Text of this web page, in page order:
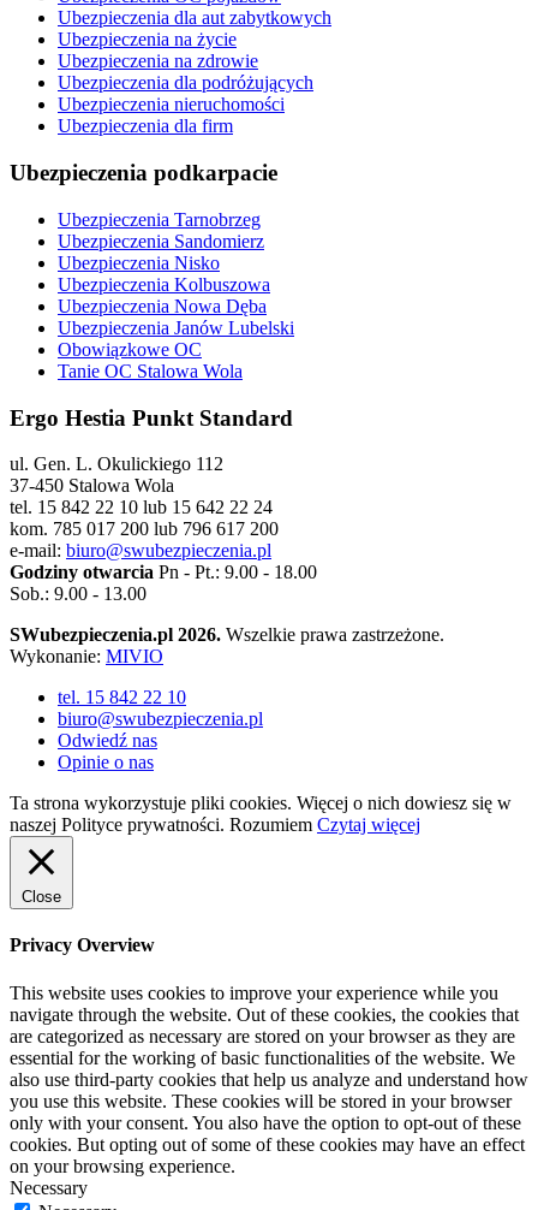
Ubezpieczenia dla aut zabytkowych
Ubezpieczenia na życie
Ubezpieczenia na zdrowie
Ubezpieczenia dla podróżujących
Ubezpieczenia nieruchomości
Ubezpieczenia dla firm
Ubezpieczenia podkarpacie
Ubezpieczenia Tarnobrzeg
Ubezpieczenia Sandomierz
Ubezpieczenia Nisko
Ubezpieczenia Kolbuszowa
Ubezpieczenia Nowa Dęba
Ubezpieczenia Janów Lubelski
Obowiązkowe OC
Tanie OC Stalowa Wola
Ergo Hestia Punkt Standard
ul. Gen. L. Okulickiego 112
37-450 Stalowa Wola
tel. 15 842 22 10 lub 15 642 22 24
kom. 785 017 200 lub 796 617 200
e-mail: biuro@swubezpieczenia.pl
Godziny otwarcia Pn - Pt.: 9.00 - 18.00
Sob.: 9.00 - 13.00
SWubezpieczenia.pl 2026. Wszelkie prawa zastrzeżone.
Wykonanie: MIVIO
tel. 15 842 22 10
biuro@swubezpieczenia.pl
Odwiedź nas
Opinie o nas
Ta strona wykorzystuje pliki cookies. Więcej o nich dowiesz się w
naszej Polityce prywatności. Rozumiem Czytaj więcej
Close
Privacy Overview
This website uses cookies to improve your experience while you
navigate through the website. Out of these cookies, the cookies that
are categorized as necessary are stored on your browser as they are
essential for the working of basic functionalities of the website. We
also use third-party cookies that help us analyze and understand how
you use this website. These cookies will be stored in your browser
only with your consent. You also have the option to opt-out of these
cookies. But opting out of some of these cookies may have an effect
on your browsing experience.
Necessary